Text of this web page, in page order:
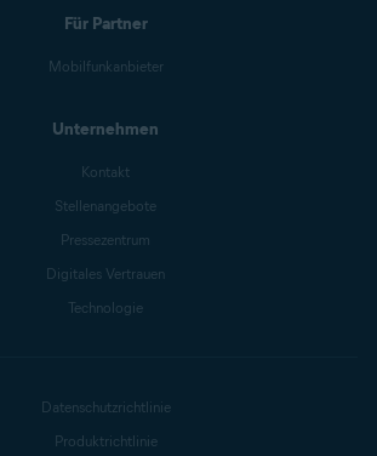
Für Partner
Mobilfunkanbieter
Unternehmen
Kontakt
Stellenangebote
Pressezentrum
Digitales Vertrauen
Technologie
Datenschutzrichtlinie
Produktrichtlinie